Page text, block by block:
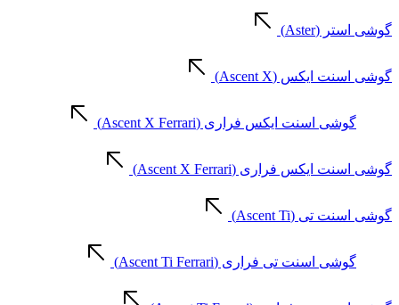
گوشی استر (Aster)
گوشی اسنت ایکس (Ascent X)
گوشی اسنت ایکس فراری (Ascent X Ferrari)
گوشی اسنت ایکس فراری (Ascent X Ferrari)
گوشی اسنت تی (Ascent Ti)
گوشی اسنت تی فراری (Ascent Ti Ferrari)